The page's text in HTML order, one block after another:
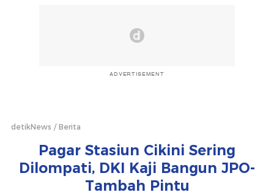
ADVERTISEMENT
detikNews Berita
Pagar Stasiun Cikini Sering
Dilompati, DKI Kaji Bangun JPO-
Tambah Pintu